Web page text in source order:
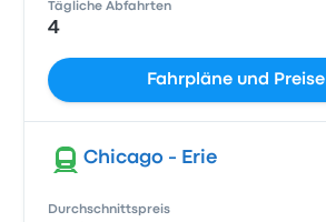
Tägliche Abfahrten
4
Fahrpläne und Preise
Chicago - Erie
Durchschnittspreis